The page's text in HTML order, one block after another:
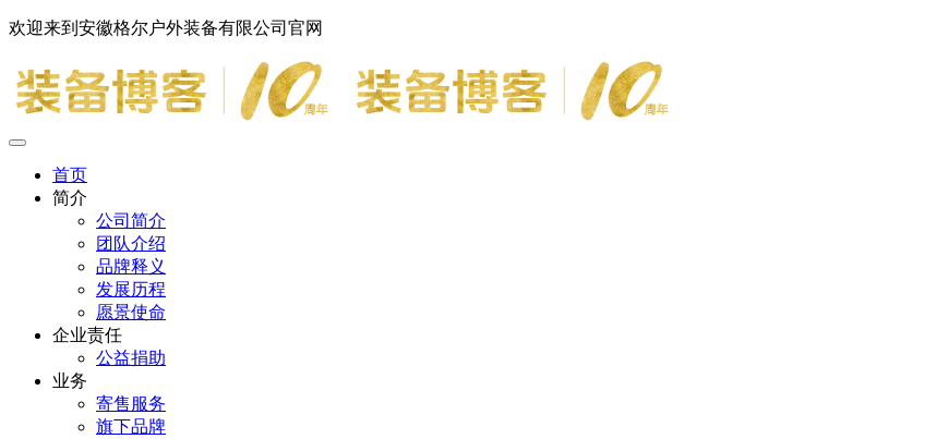
欢迎来到安徽格尔户外装备有限公司官网
首页
简介
公司简介
团队介绍
品牌释义
发展历程
愿景使命
企业责任
公益捐助
业务
寄售服务
旗下品牌